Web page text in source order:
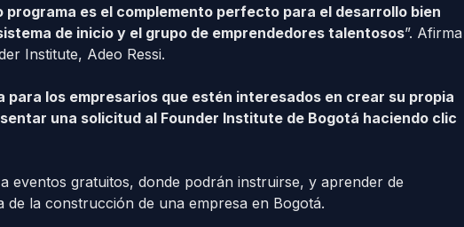
es el complemento perfecto para el desarrollo bien
de inicio y el grupo de emprendedores talentosos”. Afirma
Institute, Adeo Ressi.
los empresarios que estén interesados en crear su propia
una solicitud al Founder Institute de Bogotá haciendo clic
eventos gratuitos, donde podrán instruirse, y aprender de
de la construcción de una empresa en Bogotá.